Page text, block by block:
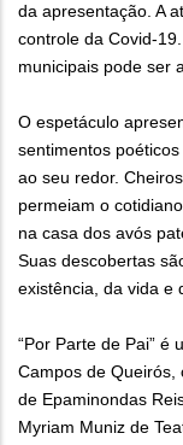
da apresentação. A
controle da Covid-
municipais pode ser
O espetáculo
sentimentos
ao seu redor.
permeiam o
na casa dos avós
Suas descobertas
existência, da vida e
“Por Parte de Pai” é
Campos de Queirós,
de Epaminondas
Myriam Muniz de